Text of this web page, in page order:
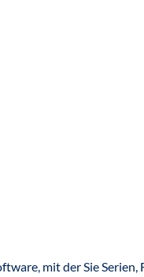
mit der Sie